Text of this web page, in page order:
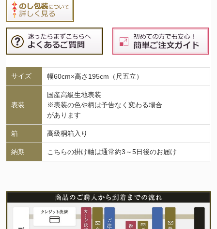
サイズ 幅60cm×高さ195cm（尺五立）
表装
国産高級生地表装
※表装の色や柄は予告なく変わる場合
があります
箱 高級桐箱入り
納期 こちらの掛け軸は通常約3～5日後のお届け